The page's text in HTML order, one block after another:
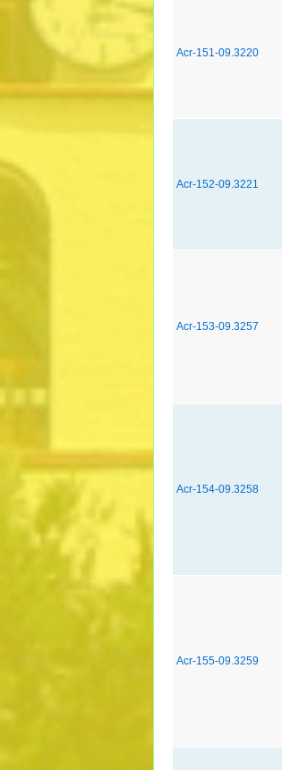
Acr-151-09.3220
Acr-152-09.3221
Acr-153-09.3257
Acr-154-09.3258
Acr-155-09.3259